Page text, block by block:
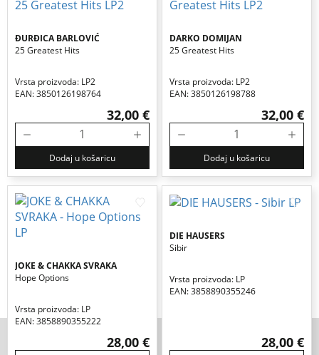
ĐURĐICA BARLOVIĆ
25 Greatest Hits
Vrsta proizvoda: LP2
EAN: 3850126198764
32,00 €
Dodaj u košaricu
DARKO DOMIJAN
25 Greatest Hits
Vrsta proizvoda: LP2
EAN: 3850126198788
32,00 €
Dodaj u košaricu
JOKE & CHAKKA SVRAKA
Hope Options
Vrsta proizvoda: LP
EAN: 3858890355222
28,00 €
DIE HAUSERS
Sibir
Vrsta proizvoda: LP
EAN: 3858890355246
28,00 €